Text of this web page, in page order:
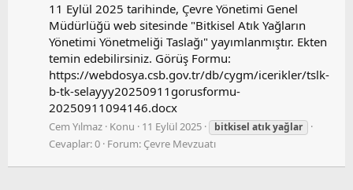
11 Eylül 2025 tarihinde, Çevre Yönetimi Genel
Müdürlüğü web sitesinde "Bitkisel Atık Yağların
Yönetimi Yönetmeliği Taslağı" yayımlanmıştır. Ekten
temin edebilirsiniz. Görüş Formu:
https://webdosya.csb.gov.tr/db/cygm/icerikler/tslk-
b-tk-selayyy20250911gorusformu-
20250911094146.docx
Cem Yılmaz Konu 11 Eylül 2025 bitkisel atıkyağlar
Cevaplar: 0 Forum: Çevre Mevzuatı